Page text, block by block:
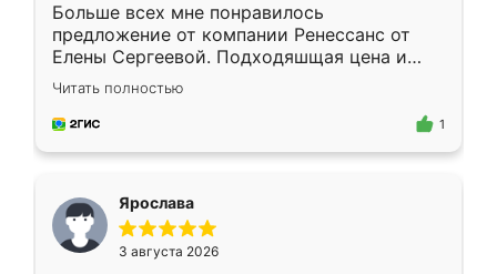
Больше всех мне понравилось
предложение от компании Ренессанс от
Елены Сергеевой. Подходяшщая цена и
короткие сроки изготовления. Приехавший
для замера сотрудник Владислав
предложил по моему эскизу самый
Читать полностью
1
Ярослава
3 августа 2026